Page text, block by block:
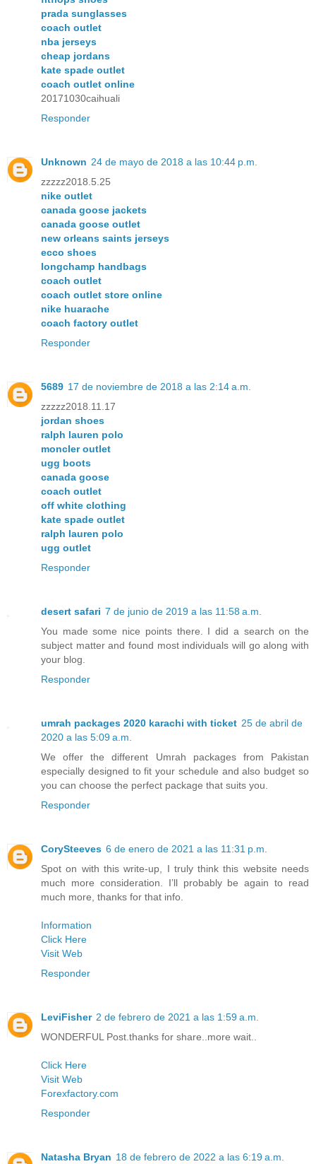
prada sunglasses
coach outlet
nba jerseys
cheap jordans
kate spade outlet
coach outlet online
20171030caihuali
Responder
Unknown 24 de mayo de 2018 a las 10:44 p.m.
zzzzz2018.5.25
nike outlet
canada goose jackets
canada goose outlet
new orleans saints jerseys
ecco shoes
longchamp handbags
coach outlet
coach outlet store online
nike huarache
coach factory outlet
Responder
5689 17 de noviembre de 2018 a las 2:14 a.m.
zzzzz2018.11.17
jordan shoes
ralph lauren polo
moncler outlet
ugg boots
canada goose
coach outlet
off white clothing
kate spade outlet
ralph lauren polo
ugg outlet
Responder
desert safari 7 de junio de 2019 a las 11:58 a.m.
You made some nice points there. I did a search on the
subject matter and found most individuals will go along with
your blog.
Responder
umrah packages 2020 karachi with ticket 25 de abril de
2020 a las 5:09 a.m.
We offer the different Umrah packages from Pakistan
especially designed to fit your schedule and also budget so
you can choose the perfect package that suits you.
Responder
CorySteeves 6 de enero de 2021 a las 11:31 p.m.
Spot on with this write-up, I truly think this website needs
much more consideration. I’ll probably be again to read
much more, thanks for that info.
Information
Click Here
Visit Web
Responder
LeviFisher 2 de febrero de 2021 a las 1:59 a.m.
WONDERFUL Post.thanks for share..more wait..
Click Here
Visit Web
Forexfactory.com
Responder
Natasha Bryan 18 de febrero de 2022 a las 6:19 a.m.